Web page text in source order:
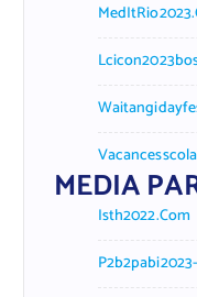
MEDIA
Isth2022.com